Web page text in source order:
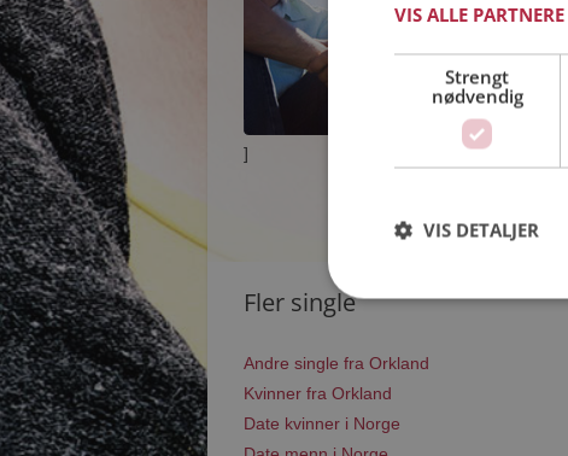
]
Fler single
Andre single fra Orkland
Kvinner fra Orkland
Date kvinner i Norge
VIS ALLE PARTNERE
Strengt
nødvendig
VIS DETALJER